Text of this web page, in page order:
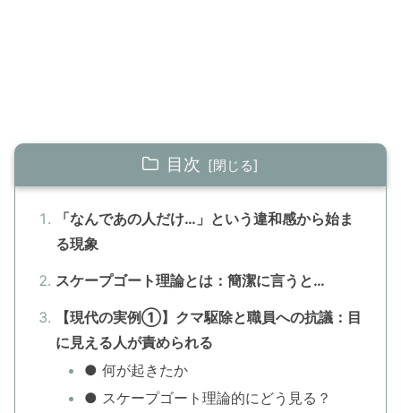
目次
「なんであの人だけ…」という違和感から始ま
る現象
スケープゴート理論とは：簡潔に言うと…
【現代の実例①】クマ駆除と職員への抗議：目
に見える人が責められる
● 何が起きたか
● スケープゴート理論的にどう見る？